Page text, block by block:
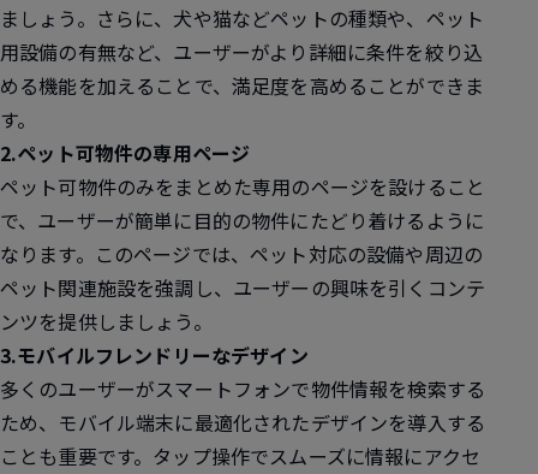
ましょう。さらに、犬や猫などペットの種類や、ペット
用設備の有無など、ユーザーがより詳細に条件を絞り込
める機能を加えることで、満足度を高めることができま
す。
2.ペット可物件の専用ページ
ペット可物件のみをまとめた専用のページを設けること
で、ユーザーが簡単に目的の物件にたどり着けるように
なります。このページでは、ペット対応の設備や周辺の
ペット関連施設を強調し、ユーザーの興味を引くコンテ
ンツを提供しましょう。
3.モバイルフレンドリーなデザイン
多くのユーザーがスマートフォンで物件情報を検索する
ため、モバイル端末に最適化されたデザインを導入する
ことも重要です。タップ操作でスムーズに情報にアクセ